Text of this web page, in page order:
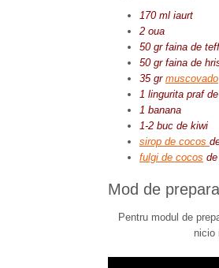
170 ml iaurt
2 oua
50 gr faina de teff
50 gr faina de
35 gr muscovado
1 lingurita praf
1 banana
1-2 buc de kiwi
sirop de cocos
fulgi de cocos
Mod de
Pentru modul de
nicio